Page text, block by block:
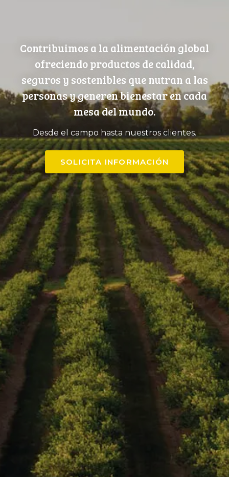
Contribuimos a la alimentación global
ofreciendo productos de calidad,
seguros y sostenibles que nutran a las
personas y generen bienestar en cada
mesa del mundo.
Desde el campo hasta nuestros clientes.
SOLICITA INFORMACIÓN